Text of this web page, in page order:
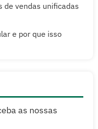
de vendas unificadas
e por que isso
as nossas